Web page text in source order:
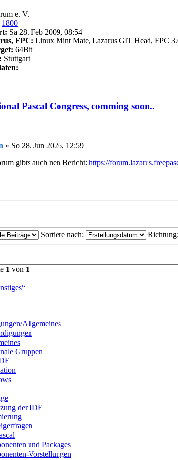
e. V.
1800
Sa 28. Feb 2009, 08:54
FPC: Linux Mint Mate, Lazarus GIT Head, FPC
64Bit
Stuttgart
Pascal Congress, comming soon..
» So 28. Jun 2026, 12:59
gibts auch nen Bericht: https://
Sortiere nach: Richtung:
1 von 1
Allgemeines
Gruppen
der IDE
und Packages
Vorstellungen